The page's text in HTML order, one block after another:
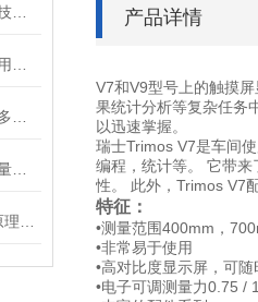
产品详情
V7和V9型号上的触摸
果统计分析等复杂任务
以迅速掌握。
瑞士Trimos V7是车间
编程，统计等。 它带
性。 此外，Trimos V7
特征：
•测量范围400mm，
•非常易于使用
•高对比度显示屏，可
•电子可调测量力0.75 /